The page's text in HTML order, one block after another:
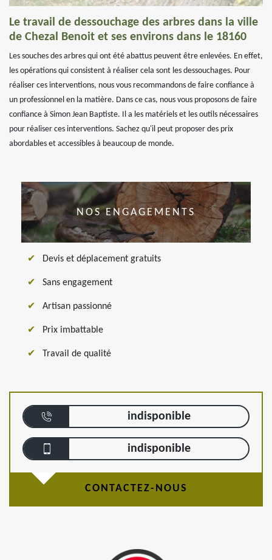
Le travail de dessouchage des arbres dans la ville
de Chezal Benoit et ses environs dans le 18160
Les souches des arbres qui ont été abattus peuvent être enlevées. En effet,
les opérations qui consistent à réaliser cela sont les dessouchages. Pour
réaliser ces interventions, nous vous recommandons de faire confiance à
un professionnel en la matière. Dans ce cas, nous vous proposons de faire
confiance à Simon Jean Baptiste. Il a les matériels et les outils nécessaires
pour réaliser ces interventions. Sachez qu'il peut proposer des prix
abordables et accessibles à beaucoup de monde.
NOS ENGAGEMENTS
Devis et déplacement gratuits
Sans engagement
Artisan passionné
Prix imbattable
Travail de qualité
indisponible
indisponible
CONTACTEZ-NOUS